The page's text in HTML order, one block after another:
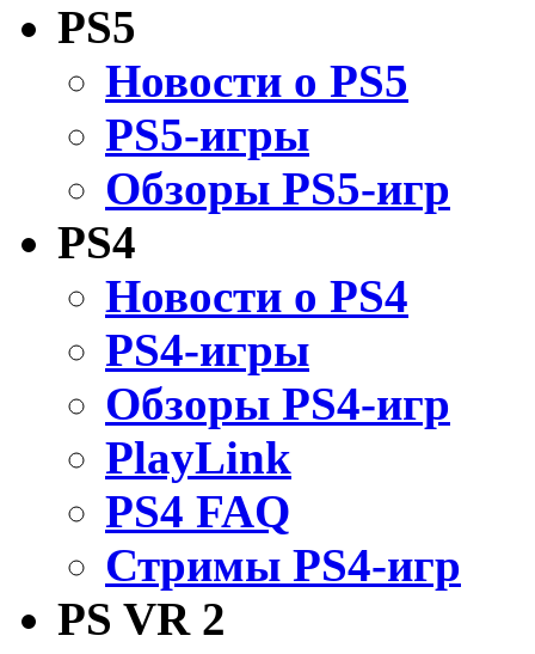
PS5
Новости о PS5
PS5-игры
Обзоры PS5-игр
PS4
Новости о PS4
PS4-игры
Обзоры PS4-игр
PlayLink
PS4 FAQ
Стримы PS4-игр
PS VR 2